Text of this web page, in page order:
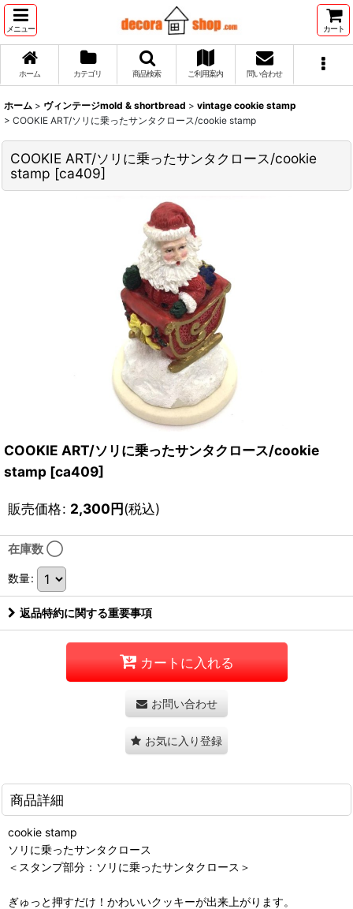
メニュー カート
ホーム カテゴリ 商品検索 ご利用案内 問い合わせ
ホーム > ヴィンテージmold & shortbread > vintage cookie stamp
> COOKIE ART/ソリに乗ったサンタクロース/cookie stamp
COOKIE ART/ソリに乗ったサンタクロース/cookie
stamp [ca409]
COOKIE ART/ソリに乗ったサンタクロース/cookie
stamp [ca409]
販売価格: 2,300円(税込)
在庫数 ◯
数量:
返品特約に関する重要事項
カートに入れる
お問い合わせ
お気に入り登録
商品詳細
cookie stamp
ソリに乗ったサンタクロース
＜スタンプ部分：ソリに乗ったサンタクロース＞
ぎゅっと押すだけ！かわいいクッキーが出来上がります。